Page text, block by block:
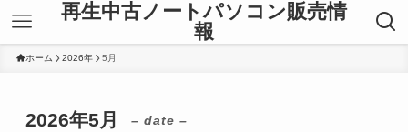
再生中古ノートパソコン販売情
報
ホーム 2026年 5月
2026年5月 – date –